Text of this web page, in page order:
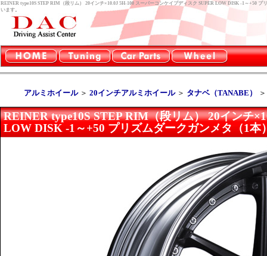
REINER type10S STEP RIM（段リム） 20インチ×10.0J 5H-100 スーパーコンケイプディスク SUPER LOW DISK -1～+50
います。
アルミホイール＞ 20インチアルミホイール＞ タナベ（TANABE）
REINER type10S STEP RIM（段リム） 20インチ
LOW DISK -1～+50 プリズムダークガンメタ（1本